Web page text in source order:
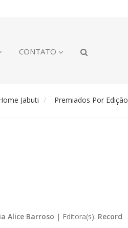
CONTATO
Jabuti Premiados Por Edição
Alice Barroso | Editora(s): Record